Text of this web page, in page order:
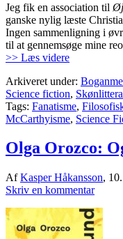
Jeg fik en association til
ganske nylig læste
Ingen sammenligning i
til at gennemsøge mine
>> Læs videre
Arkiveret under:
Science fiction,
Tags: Fanatisme,
McCarthyisme, Science
Olga Orozco:
AfKasper Håkansson,
Skriv en kommentar